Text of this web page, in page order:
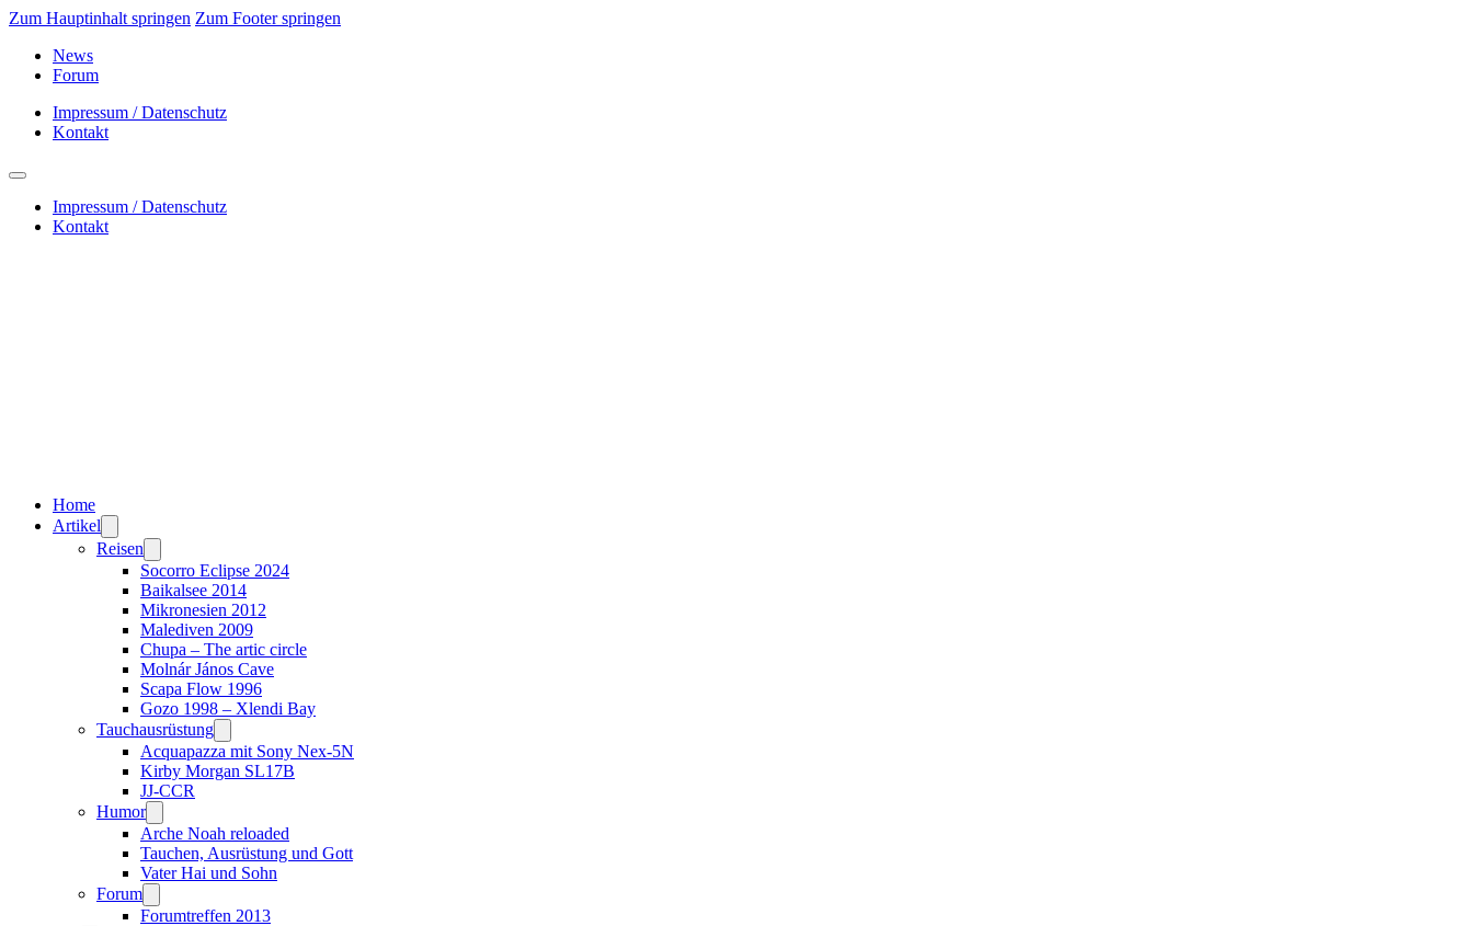
Zum Hauptinhalt springen Zum Footer springen
News
Forum
Impressum / Datenschutz
Kontakt
Impressum / Datenschutz
Kontakt
Home
Artikel
Reisen
Socorro Eclipse 2024
Baikalsee 2014
Mikronesien 2012
Malediven 2009
Chupa – The artic circle
Molnár János Cave
Scapa Flow 1996
Gozo 1998 – Xlendi Bay
Tauchausrüstung
Acquapazza mit Sony Nex-5N
Kirby Morgan SL17B
JJ-CCR
Humor
Arche Noah reloaded
Tauchen, Ausrüstung und Gott
Vater Hai und Sohn
Forum
Forumtreffen 2013